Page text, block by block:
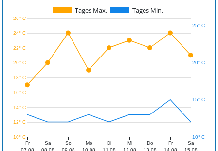
Tages Max. Tages Min.
Fr
07.08
Sa
08.08
So
09.08
Mo
10.08
Di
11.08
Mi
12.08
Do
13.08
Fr
14.08
Sa
15.08
10° C
12° C
14° C
16° C
18° C
20° C
22° C
24° C
26° C
10° C
15° C
20° C
25° C